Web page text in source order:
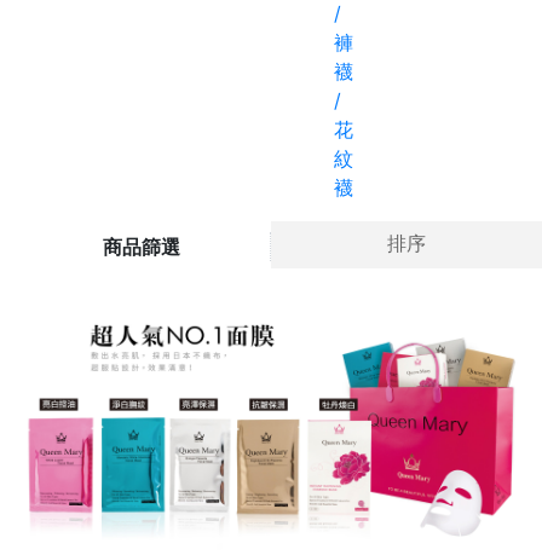
/
褲
襪
/
花
紋
襪
商品篩選 排序